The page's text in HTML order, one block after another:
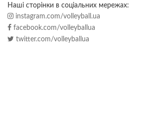
Наші сторінки в соціальних мережах:
instagram.com/volleyball.ua
facebook.com/volleyballua
twitter.com/volleyballua